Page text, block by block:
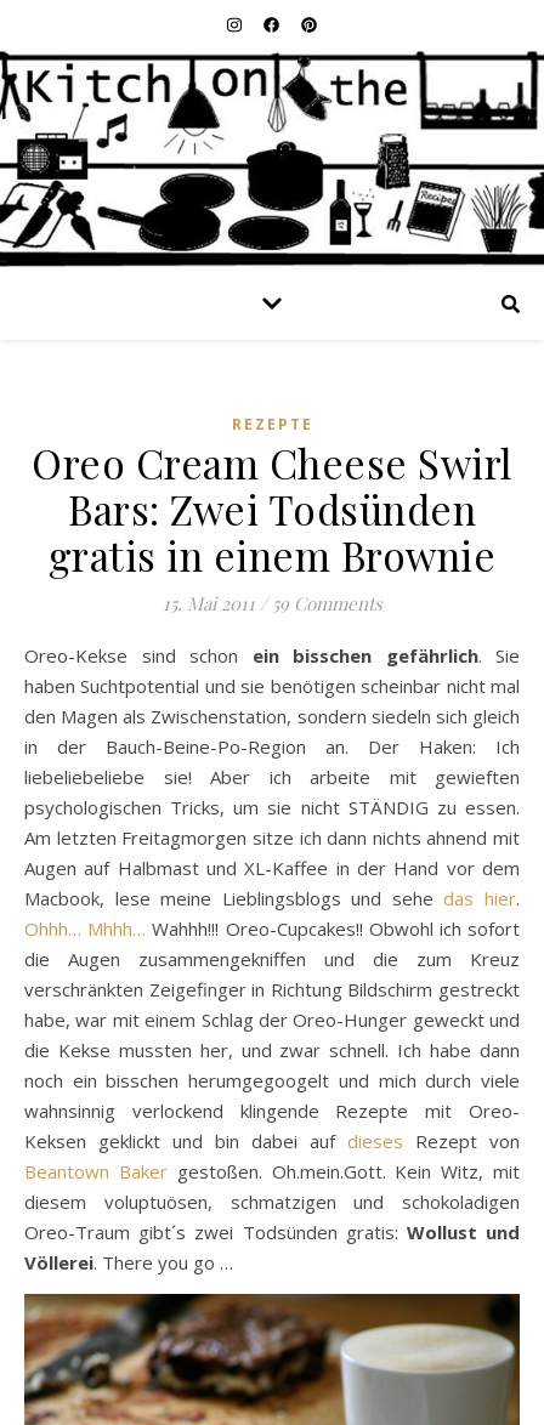
REZEPTE
Oreo Cream Cheese Swirl
Bars: Zwei Todsünden
gratis in einem Brownie
15. Mai 2011 / 59 Comments
Oreo-Kekse sind schon ein bisschen gefährlich. Sie
haben Suchtpotential und sie benötigen scheinbar nicht mal
den Magen als Zwischenstation, sondern siedeln sich gleich
in der Bauch-Beine-Po-Region an. Der Haken: Ich
liebeliebeliebe sie! Aber ich arbeite mit gewieften
psychologischen Tricks, um sie nicht STÄNDIG zu essen.
Am letzten Freitagmorgen sitze ich dann nichts ahnend mit
Augen auf Halbmast und XL-Kaffee in der Hand vor dem
Macbook, lese meine Lieblingsblogs und sehedas hier.
Ohhh… Mhhh… Wahhh!!! Oreo-Cupcakes!! Obwohl ich sofort
die Augen zusammengekniffen und die zum Kreuz
verschränkten Zeigefinger in Richtung Bildschirm gestreckt
habe, war mit einem Schlag der Oreo-Hunger geweckt und
die Kekse mussten her, und zwar schnell. Ich habe dann
noch ein bisschen herumgegoogelt und mich durch viele
wahnsinnig verlockend klingende Rezepte mit Oreo-
Keksen geklickt und bin dabei auf dieses Rezept von
Beantown Bakergestoßen. Oh.mein.Gott. Kein Witz, mit
diesem voluptuösen, schmatzigen und schokoladigen
Oreo-Traum gibt´s zwei Todsünden gratis: Wollust und
Völlerei. There you go …